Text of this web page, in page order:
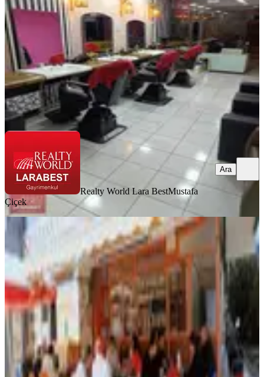
2 Oda·107 m²·Düz Giriş (Zemin)·21.07.2026
460.000 ₺
Realty World Lara BestMustafa Çiçek
Ara
Realty World Lara BestMustafa
Çiçek
Ara
Muratpaşa Çağlayan'da İşlek Sokak
Cepheli Devren Kiralık İşyeri
Muratpaşa, Çağlayan Mahallesi
77 m²
Düz Giriş (Zemin) ·20.01.2026
1.000.000 ₺
ARNA GAYRİMENKULArna Gayrimenkul